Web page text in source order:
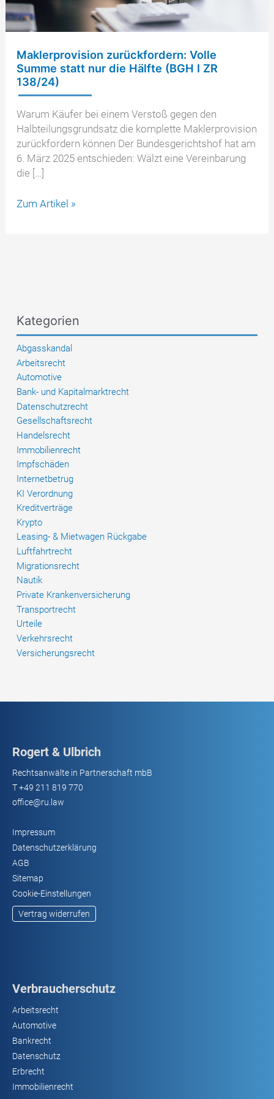
Maklerprovision zurückfordern: Volle
Summe statt nur die Hälfte (BGH I ZR
138/24)
Warum Käufer bei einem Verstoß gegen den
Halbteilungsgrundsatz die komplette Maklerprovision
zurückfordern können Der Bundesgerichtshof hat am
6. März 2025 entschieden: Wälzt eine Vereinbarung
die […]
Maklerprovision
(BGH
I
ZR
138/24)
Zum Artikel »
Kategorien
Abgasskandal
Arbeitsrecht
Automotive
Bank- und Kapitalmarktrecht
Datenschutzrecht
Gesellschaftsrecht
Handelsrecht
Immobilienrecht
Impfschäden
Internetbetrug
KI Verordnung
Kreditverträge
Krypto
Leasing- & Mietwagen Rückgabe
Luftfahrtrecht
Migrationsrecht
Nautik
Private Krankenversicherung
Transportrecht
Urteile
Verkehrsrecht
Versicherungsrecht
Rogert & Ulbrich
Rechtsanwälte in Partnerschaft mbB
T+49 211 819 770
office@ru.law
Impressum
Datenschutzerklärung
AGB
Sitemap
Cookie-Einstellungen
Vertrag widerrufen
Verbraucherschutz
Arbeitsrecht
Automotive
Bankrecht
Datenschutz
Erbrecht
Immobilienrecht